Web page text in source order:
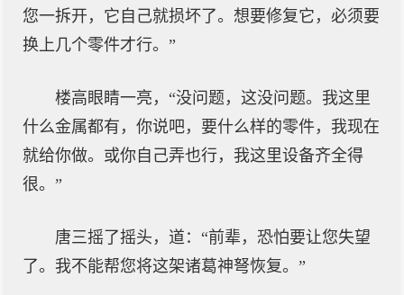
您一拆开，它自己就损坏了。想要修复它，必须要
换上几个零件才行。”
楼高眼睛一亮，“没问题，这没问题。我这里
什么金属都有，你说吧，要什么样的零件，我现在
就给你做。或你自己弄也行，我这里设备齐全得
很。”
唐三摇了摇头，道：“前辈，恐怕要让您失望
了。我不能帮您将这架诸葛神弩恢复。”